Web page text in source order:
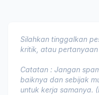
Silahkan tinggalkan
kritik, atau
Catatan : Jangan
baiknya dan sebijak
untuk kerja samanya.